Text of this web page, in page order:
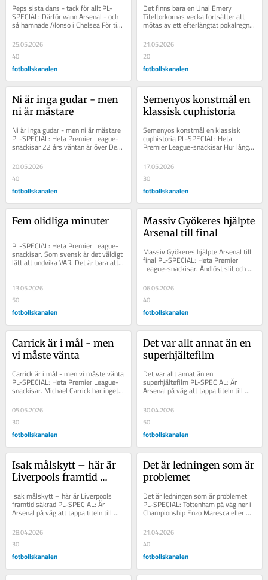
Peps sista dans - tack för allt PL-
SPECIAL: Därför vann Arsenal - och
så hamnade Alonso i Chelsea För tio
ned...
25.05.2026
40
fotbollskanalen
Det finns bara en Unai Emery
Titeltorkornas vecka fortsätter att
mötas av ett efterlängtat pokalregn.
Näst på tur: Aston Villa, 30 år efter...
21.05.2026
20
fotbollskanalen
Ni är inga gudar - men
ni är mästare
Ni är inga gudar - men ni är mästare
PL-SPECIAL: Heta Premier League-
snackisar 22 års väntan är över Det
20.05.2026
40
fotbollskanalen
Semenyos konstmål en
klassisk cuphistoria
Semenyos konstmål en klassisk
cuphistoria PL-SPECIAL: Heta
Premier League-snackisar Hur långt
är det mellan London, Swindon,
Bristol, Bath,...
17.05.2026
30
fotbollskanalen
Fem olidliga minuter
PL-SPECIAL: Heta Premier League-
snackisar. Som svensk är det väldigt
lätt att undvika VAR. Det är bara att
13.05.2026
50
fotbollskanalen
Massiv Gyökeres hjälpte
Arsenal till final
Massiv Gyökeres hjälpte Arsenal till
final PL-SPECIAL: Heta Premier
League-snackisar. Ändlöst slit och
targetspel som ett alpberg. Viktor...
06.05.2026
40
fotbollskanalen
Carrick är i mål - men
vi måste vänta
Carrick är i mål - men vi måste vänta
PL-SPECIAL: Heta Premier League-
snackisar. Michael Carrick har inget
05.05.2026
30
fotbollskanalen
Det var allt annat än en
superhjältefilm
Det var allt annat än en
superhjältefilm PL-SPECIAL: Är
Arsenal på väg att tappa titeln till
City? Viktor Gyökeres gav Arsenal
ledningen i...
30.04.2026
50
fotbollskanalen
Isak målskytt – här är
Liverpools framtid
Isak målskytt – här är Liverpools
framtid säkrad PL-SPECIAL: Är
Arsenal på väg att tappa titeln till
City? Alexander Isak har gjort sitt...
28.04.2026
30
fotbollskanalen
Det är ledningen som är
problemet
Det är ledningen som är problemet
PL-SPECIAL: Tottenham på väg ner i
Championship Enzo Maresca eller
Liam Rosenior. Eller Diego Simeone?
Det...
21.04.2026
40
fotbollskanalen